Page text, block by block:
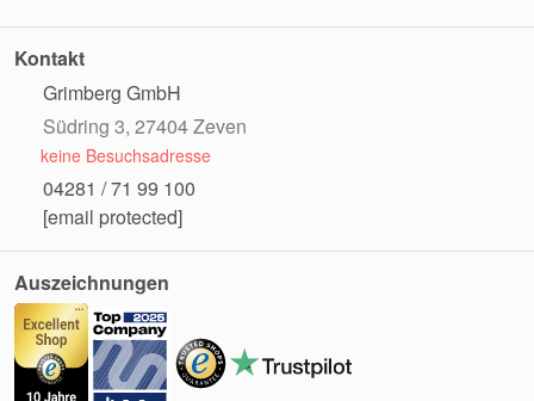
Kontakt
Grimberg GmbH
Südring 3, 27404 Zeven
keine Besuchsadresse
04281 / 71 99 100
[email protected]
Auszeichnungen